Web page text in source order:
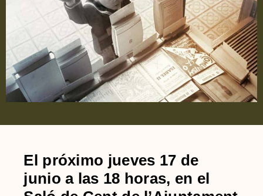
El próximo jueves 17 de
junio a las 18 horas, en el